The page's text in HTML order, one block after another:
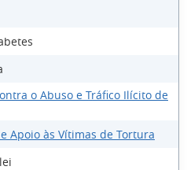
o Abuso e Tráfico Ilícito de
Apoio às Vítimas de Tortura